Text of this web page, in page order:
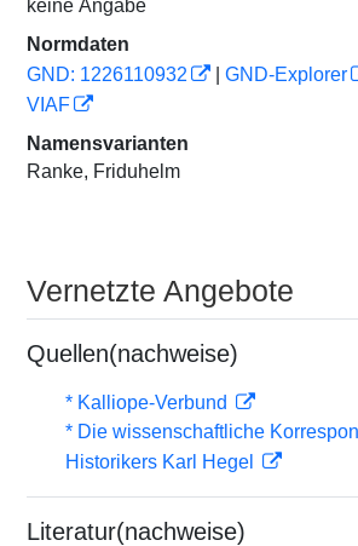
keine Angabe
Normdaten
GND: 1226110932
GND-Explorer
VIAF
Namensvarianten
Ranke, Friduhelm
Vernetzte Angebote
Quellen(nachweise)
* Kalliope-Verbund
* Die wissenschaftliche
Historikers Karl Hegel
Literatur(nachweise)